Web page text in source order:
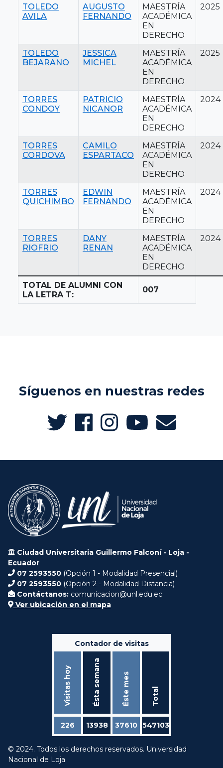
TOLEDO
AVILA
AUGUSTO
FERNANDO
MAESTRÍA
ACADÉMICA
EN
DERECHO
2025
TOLEDO
BEJARANO
JESSICA
MICHEL
MAESTRÍA
ACADÉMICA
EN
DERECHO
2025
TORRES
CONDOY
PATRICIO
NICANOR
MAESTRÍA
ACADÉMICA
EN
DERECHO
2024
TORRES
CORDOVA
CAMILO
ESPARTACO
MAESTRÍA
ACADÉMICA
EN
DERECHO
2024
TORRES
QUICHIMBO
EDWIN
FERNANDO
MAESTRÍA
ACADÉMICA
EN
DERECHO
2024
TORRES
RIOFRIO
DANY
RENAN
MAESTRÍA
ACADÉMICA
EN
DERECHO
2024
TOTAL DE ALUMNI CON
LA LETRA T:
007
Síguenos en nuestras redes
Ciudad Universitaria Guillermo Falconí - Loja -
Ecuador
07 2593550 (Opción 1 - Modalidad Presencial)
07 2593550 (Opción 2 - Modalidad Distancia)
Contáctanos: comunicacion@unl.edu.ec
Ver ubicación en el mapa
Contador de visitas
Visitas hoy Ésta semana Éste mes Total
226 13938 37610 547103
© 2024. Todos los derechos reservados. Universidad
Nacional de Loja